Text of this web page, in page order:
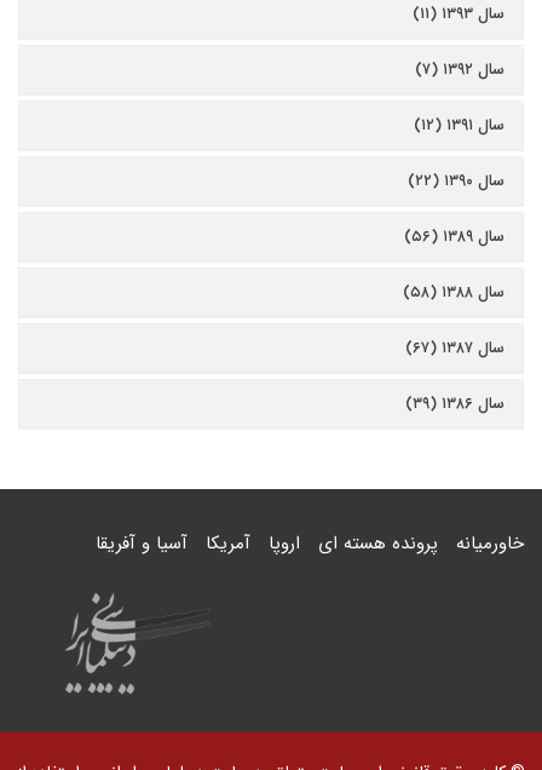
سال ۱۳۹۳ (۱۱)
سال ۱۳۹۲ (۷)
سال ۱۳۹۱ (۱۲)
سال ۱۳۹۰ (۲۲)
سال ۱۳۸۹ (۵۶)
سال ۱۳۸۸ (۵۸)
سال ۱۳۸۷ (۶۷)
سال ۱۳۸۶ (۳۹)
خاورمیانه پرونده هسته ای اروپا آمریکا آسیا و آفریقا